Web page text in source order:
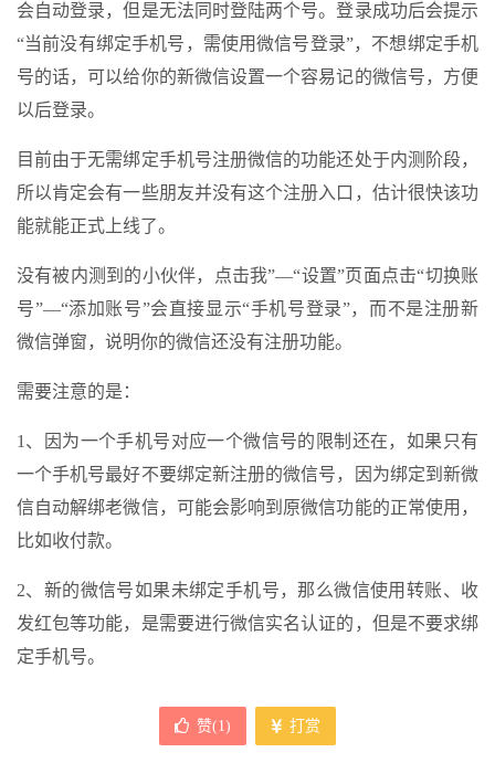
会自动登录，但是无法同时登陆两个号。登录成功后会提示
“当前没有绑定手机号，需使用微信号登录”，不想绑定手机
号的话，可以给你的新微信设置一个容易记的微信号，方便
以后登录。
目前由于无需绑定手机号注册微信的功能还处于内测阶段，
所以肯定会有一些朋友并没有这个注册入口，估计很快该功
能就能正式上线了。
没有被内测到的小伙伴，点击我”—“设置”页面点击“切换账
号”—“添加账号”会直接显示“手机号登录”，而不是注册新
微信弹窗，说明你的微信还没有注册功能。
需要注意的是：
1、因为一个手机号对应一个微信号的限制还在，如果只有
一个手机号最好不要绑定新注册的微信号，因为绑定到新微
信自动解绑老微信，可能会影响到原微信功能的正常使用，
比如收付款。
2、新的微信号如果未绑定手机号，那么微信使用转账、收
发红包等功能，是需要进行微信实名认证的，但是不要求绑
定手机号。
赞(1) 打赏